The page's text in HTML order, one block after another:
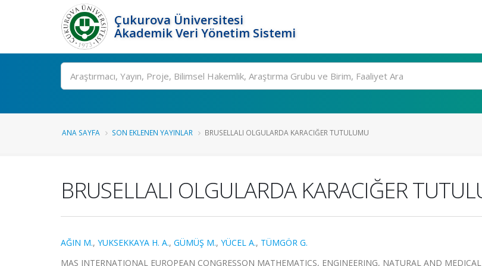
Çukurova Üniversitesi
Akademik Veri Yönetim Sistemi
Ara
ANA SAYFA SON EKLENEN YAYINLAR BRUSELLALI OLGULARDA KARACIĞER TUTULUMU
BRUSELLALI OLGULARDA KARACIĞER
AĞIN M., YUKSEKKAYA H. A., GÜMÜŞ M., YÜCEL A., TÜMGÖR G.
MAS INTERNATIONAL EUROPEAN CONGRESSON MATHEMATICS, ENGINEERING, NATURAL AND